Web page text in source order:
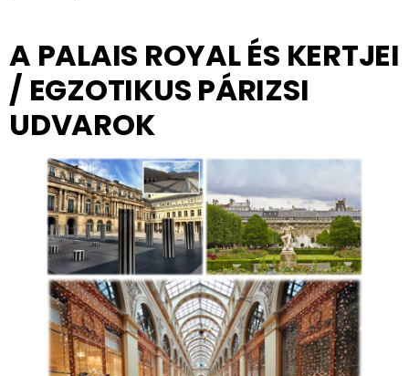
A PALAIS ROYAL ÉS KERTJEI
/ EGZOTIKUS PÁRIZSI
UDVAROK